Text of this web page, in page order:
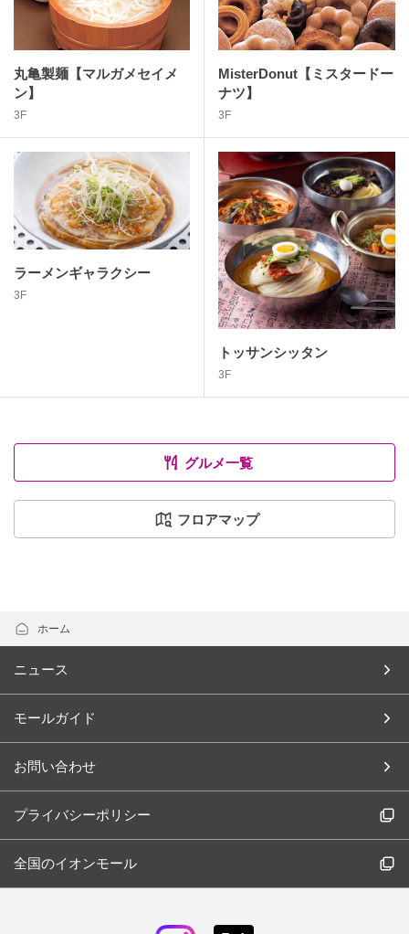
丸亀製麺【マルガメセイメ
ン】
3F
MisterDonut【ミスタードー
ナツ】
3F
ラーメンギャラクシー
3F
トッサンシッタン
3F
グルメ一覧
フロアマップ
ホーム
ニュース
モールガイド
お問い合わせ
プライバシーポリシー
全国のイオンモール